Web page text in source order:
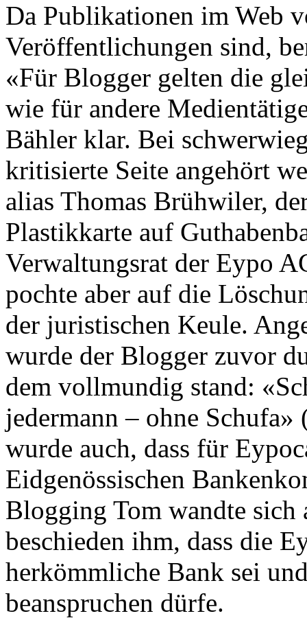
Da Publikationen im Web
Veröffentlichungen sind,
«Für Blogger gelten die
wie für andere
Bähler klar. Bei
kritisierte Seite angehört
alias Thomas Brühwiler,
Plastikkarte auf
Verwaltungsrat der Eypo
pochte aber auf die
der juristischen Keule.
wurde der Blogger zuvor
dem vollmundig stand:
jedermann – ohne
wurde auch, dass für
Eidgenössischen
Blogging Tom wandte sich
beschieden ihm, dass die
herkömmliche Bank sei
beanspruchen dürfe.